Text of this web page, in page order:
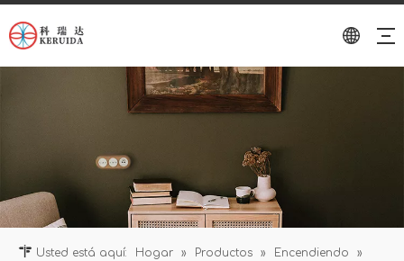
Usted está aquí: Hogar » Productos » Encendiendo
»